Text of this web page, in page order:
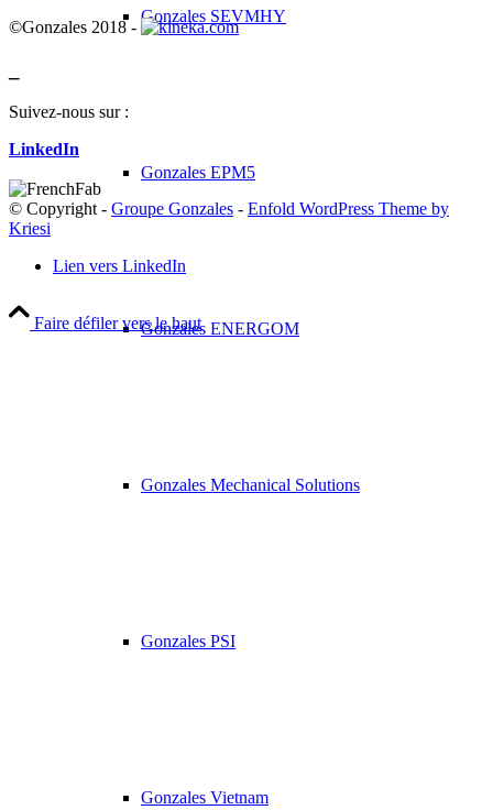
Gonzales SEVMHY
Gonzales EPM5
Gonzales ENERGOM
Gonzales Mechanical Solutions
Gonzales PSI
Gonzales Vietnam
©Gonzales 2018 -
Suivez-nous sur :
LinkedIn
© Copyright - Groupe Gonzales - Enfold WordPress Theme by
Kriesi
Lien vers LinkedIn
Faire défiler vers le haut